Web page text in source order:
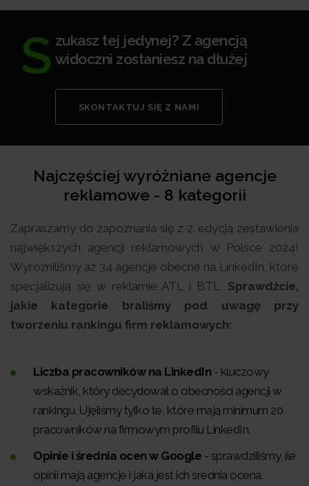
S zukasz tej jedynej? Z agencją
widoczni zostaniesz na dłużej
SKONTAKTUJ SIĘ Z NAMI
Najczęściej wyróżniane agencje
reklamowe - 8 kategorii
Zapraszamy do zapoznania się z 2. edycją zestawienia
największych agencji reklamowych w Polsce 2024!
Wyróżniliśmy aż 34 agencje obecne na LinkedIn, które
specjalizują się w reklamie ATL i BTL. Sprawdźcie,
jakie kategorie braliśmy pod uwagę przy
tworzeniu rankingu firm reklamowych:
Liczba pracowników na LinkedIn - kluczowy
wskaźnik, który decydował o obecności agencji w
rankingu. Ujęliśmy tylko te, które mają minimum 20
pracowników na firmowym profilu LinkedIn.
Opinie i średnia ocen w Google - sprawdziliśmy, ile
opinii mają agencje i jaka jest ich średnia ocena.